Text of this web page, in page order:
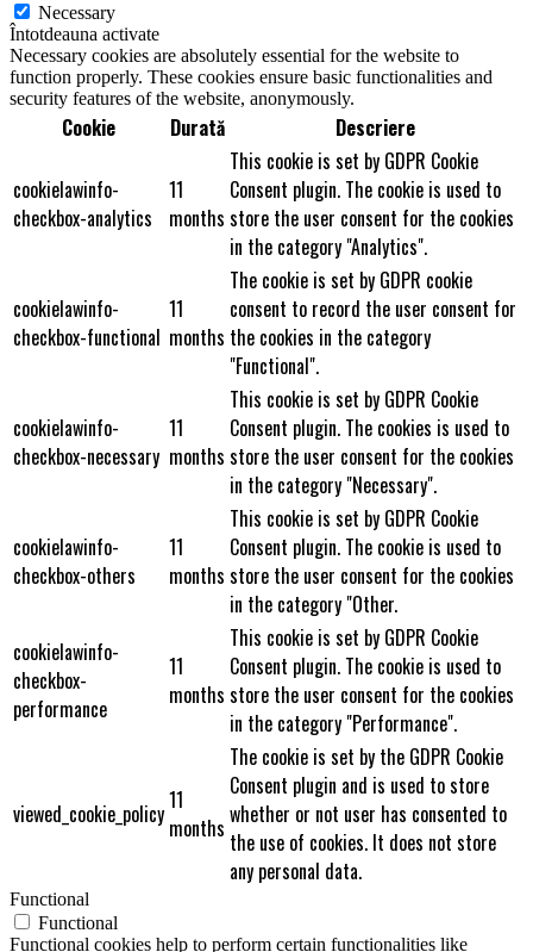
Necessary
Întotdeauna activate
Necessary cookies are absolutely essential for the website to
function properly. These cookies ensure basic functionalities and
security features of the website, anonymously.
Cookie Durată Descriere
cookielawinfo-
checkbox-analytics
11
months
This cookie is set by GDPR Cookie
Consent plugin. The cookie is used to
store the user consent for the cookies
in the category "Analytics".
cookielawinfo-
checkbox-functional
11
months
The cookie is set by GDPR cookie
consent to record the user consent for
the cookies in the category
"Functional".
cookielawinfo-
checkbox-necessary
11
months
This cookie is set by GDPR Cookie
Consent plugin. The cookies is used to
store the user consent for the cookies
in the category "Necessary".
cookielawinfo-
checkbox-others
11
months
This cookie is set by GDPR Cookie
Consent plugin. The cookie is used to
store the user consent for the cookies
in the category "Other.
cookielawinfo-
checkbox-
performance
11
months
This cookie is set by GDPR Cookie
Consent plugin. The cookie is used to
store the user consent for the cookies
in the category "Performance".
viewed_cookie_policy11
months
The cookie is set by the GDPR Cookie
Consent plugin and is used to store
whether or not user has consented to
the use of cookies. It does not store
any personal data.
Functional
Functional
Functional cookies help to perform certain functionalities like